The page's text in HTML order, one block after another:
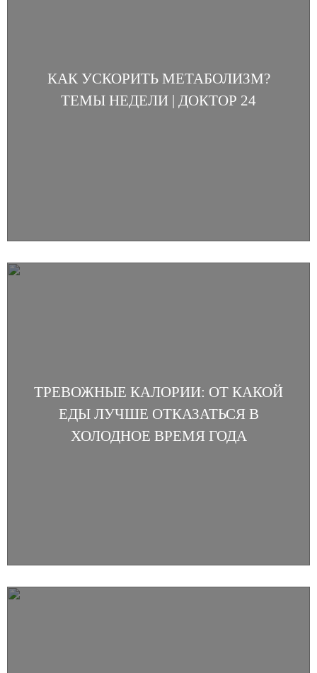
КАК УСКОРИТЬ МЕТАБОЛИЗМ?
ТЕМЫ НЕДЕЛИ | ДОКТОР 24
ТРЕВОЖНЫЕ КАЛОРИИ: ОТ КАКОЙ
ЕДЫ ЛУЧШЕ ОТКАЗАТЬСЯ В
ХОЛОДНОЕ ВРЕМЯ ГОДА